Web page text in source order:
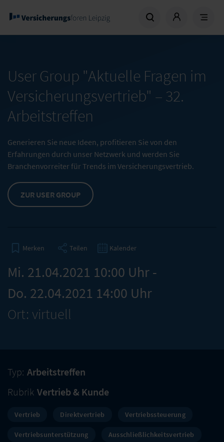
User Group "Aktuelle Fragen im
Versicherungsvertrieb" – 32.
Arbeitstreffen
Generieren Sie neue Ideen, profitieren Sie von den
Erfahrungen durch unser Netzwerk und werden Sie
Branchenvorreiter für Trends im Versicherungsvertrieb.
ZUR USER GROUP
Merken Teilen Kalender
Mi. 21.04.2021 10:00 Uhr -
Do. 22.04.2021 14:00 Uhr
Ort: virtuell
Typ: Arbeitstreffen
Rubrik Vertrieb & Kunde
Vertrieb Direktvertrieb Vertriebssteuerung
Vertriebsunterstützung Ausschließlichkeitsvertrieb